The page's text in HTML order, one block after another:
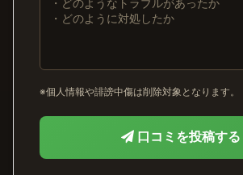
※個人情報や誹謗中傷は削除対象となります。
口コミを投稿する